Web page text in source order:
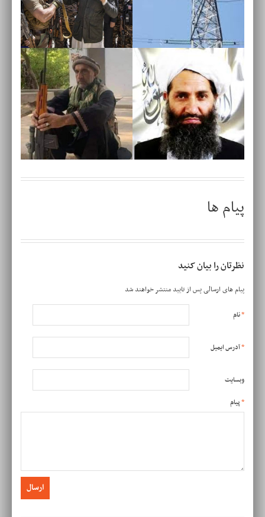
پیام ها
نظرتان را بیان کنید
پیام های ارسالی پس از تایید منتشر خواهند شد
*
*
وبسایت
*